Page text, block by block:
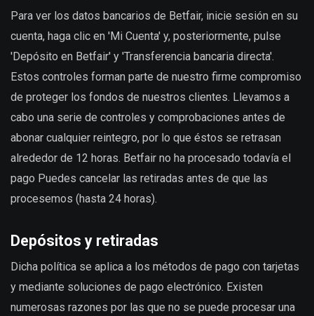
Para ver los datos bancarios de Betfair, inicie sesión en su
cuenta, haga clic en 'Mi Cuenta' y, posteriormente, pulse
'Depósito en Betfair' y 'Transferencia bancaria directa'.
Estos controles forman parte de nuestro firme compromiso
de proteger los fondos de nuestros clientes. Llevamos a
cabo una serie de controles y comprobaciones antes de
abonar cualquier reintegro, por lo que éstos se retrasan
alrededor de 12 horas. Betfair no ha procesado todavía el
pago Puedes cancelar las retiradas antes de que las
procesemos (hasta 24 horas).
Depósitos y retiradas
Dicha política se aplica a los métodos de pago con tarjetas
y mediante soluciones de pago electrónico. Existen
numerosas razones por las que no se puede procesar una